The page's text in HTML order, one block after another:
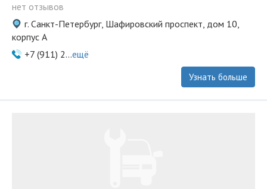
нет отзывов
г. Санкт-Петербург, Шафировский проспект, дом 10,
корпус А
+7 (911) 2...ещё
Узнать больше